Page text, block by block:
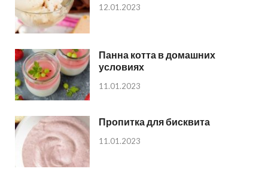
12.01.2023
Панна котта в домашних
условиях
11.01.2023
Пропитка для бисквита
11.01.2023